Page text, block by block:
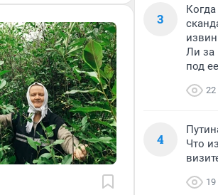
3
Ли за
под
22
4
Что
19